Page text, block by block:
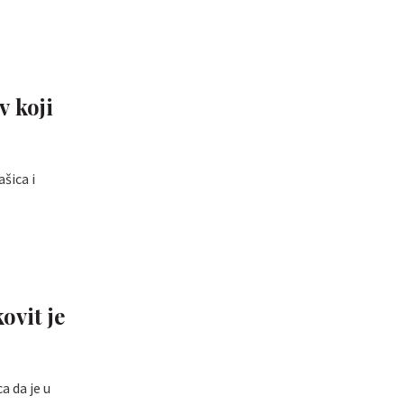
koji
i
je
da je u